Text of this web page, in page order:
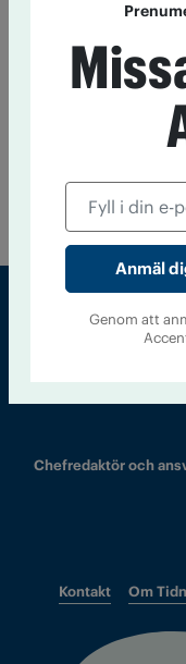
pussel som består av
medlemmar om
Rörelsepusslet:
pussel som består av
medlemmar om
Sveriges
Chefredaktör och
Kontakt Om
Genom att